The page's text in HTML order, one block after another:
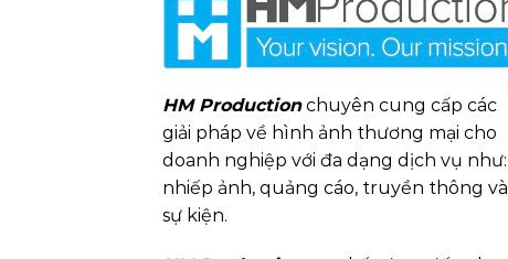
HM Productionchuyên cung cấp các
giải pháp về hình ảnh thương mại cho
doanh nghiệp với đa dạng dịch vụ như:
nhiếp ảnh, quảng cáo, truyền thông và
sự kiện.